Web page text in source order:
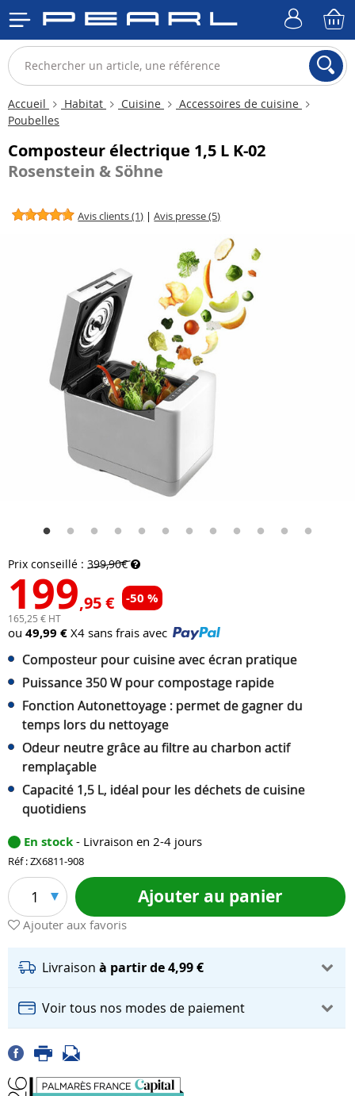
Accueil Habitat Cuisine
Accessoires de cuisine
Poubelles
Composteur électrique 1,5 L K-02
Rosenstein & Söhne
Avis clients (1) |Avis presse (5)
Prix conseillé : 399,90€
199,95 € -50 %
165,25 € HT
ou 49,99 € X4 sans frais avec
Composteur pour cuisine avec écran pratique
Puissance 350 W pour compostage rapide
Fonction Autonettoyage : permet de gagner du
temps lors du nettoyage
Odeur neutre grâce au filtre au charbon actif
remplaçable
Capacité 1,5 L, idéal pour les déchets de cuisine
quotidiens
En stock - Livraison en 2-4 jours
Réf : ZX6811-908
1 Ajouter au panier
Ajouter aux favoris
Livraison à partir de 4,99 €
Voir tous nos modes de paiement